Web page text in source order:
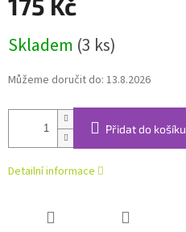
cena:
Skladem (3 ks)
Můžeme doručit do: 13.8.2026
Přidat do košíku
Detailní informace